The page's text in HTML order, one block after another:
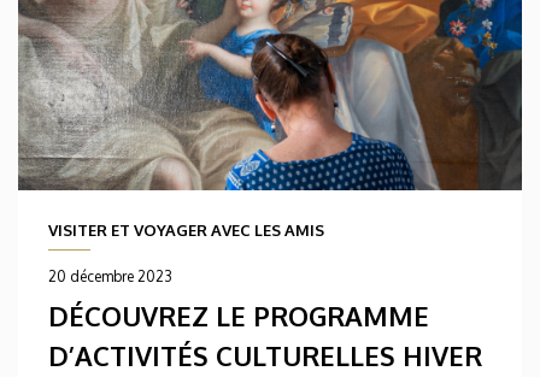
VISITER ET VOYAGER AVEC LES AMIS
20 décembre 2023
DÉCOUVREZ LE PROGRAMME
D’ACTIVITÉS CULTURELLES HIVER